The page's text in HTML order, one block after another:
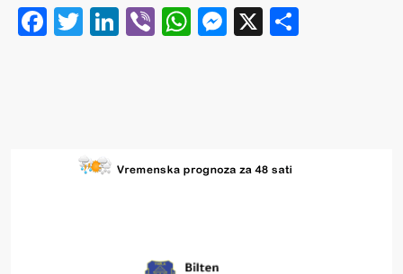
Facebook
Twitter
LinkedIn
ViberWhatsApp
Messenger
X